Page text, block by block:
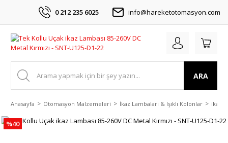
0 212 235 6025 info@hareketotomasyon.com
ARA
Anasayfa Otomasyon Malzemeleri İkaz Lambaları & Işıklı Kolonlar ikaz
%40